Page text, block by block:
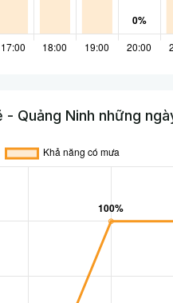
Quảng Ninh những